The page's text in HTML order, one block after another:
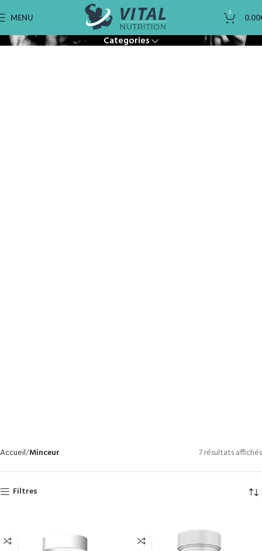
MENU 0 0.00
Minceur
Categories
Accueil Minceur 7 résultats affichés
Filtres